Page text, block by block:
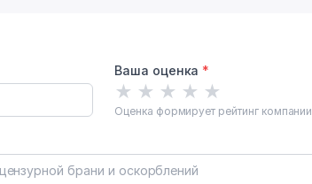
Ваша оценка *
★ ★ ★ ★ ★
Оценка формирует рейтинг компании